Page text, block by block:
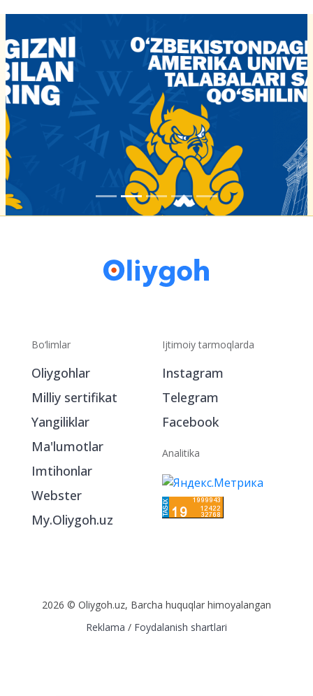
Bo‘limlar
Oliygohlar
Milliy sertifikat
Yangiliklar
Ma'lumotlar
Imtihonlar
Webster
My.Oliygoh.uz
Ijtimoiy tarmoqlarda
Instagram
Telegram
Facebook
Analitika
2026 © Oliygoh.uz, Barcha huquqlar himoyalangan
Reklama / Foydalanish shartlari